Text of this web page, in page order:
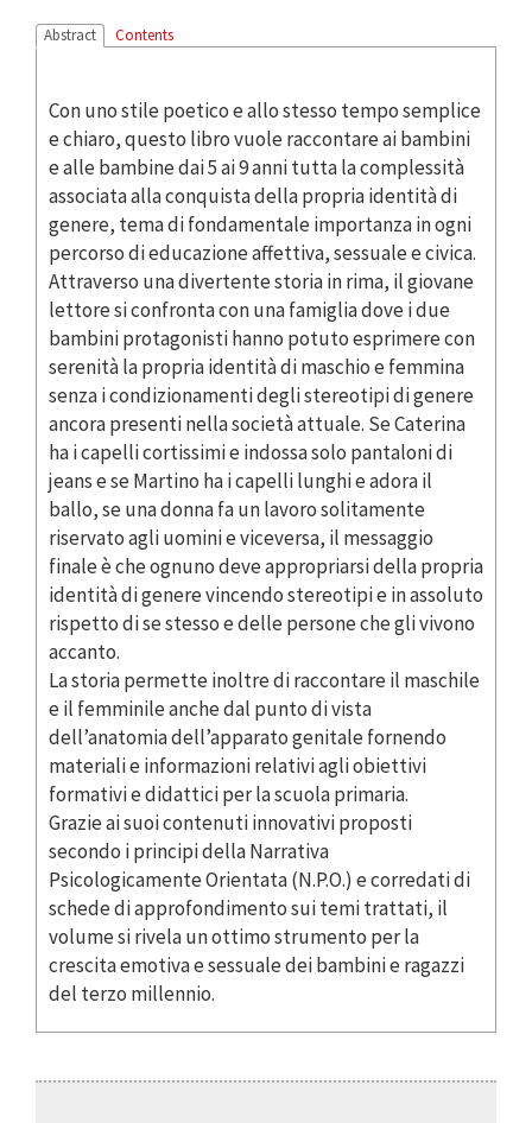
Abstract Contents
Con uno stile poetico e allo stesso tempo semplice
e chiaro, questo libro vuole raccontare ai bambini
e alle bambine dai 5 ai 9 anni tutta la complessità
associata alla conquista della propria identità di
genere, tema di fondamentale importanza in ogni
percorso di educazione affettiva, sessuale e civica.
Attraverso una divertente storia in rima, il giovane
lettore si confronta con una famiglia dove i due
bambini protagonisti hanno potuto esprimere con
serenità la propria identità di maschio e femmina
senza i condizionamenti degli stereotipi di genere
ancora presenti nella società attuale. Se Caterina
ha i capelli cortissimi e indossa solo pantaloni di
jeans e se Martino ha i capelli lunghi e adora il
ballo, se una donna fa un lavoro solitamente
riservato agli uomini e viceversa, il messaggio
finale è che ognuno deve appropriarsi della propria
identità di genere vincendo stereotipi e in assoluto
rispetto di se stesso e delle persone che gli vivono
accanto.
La storia permette inoltre di raccontare il maschile
e il femminile anche dal punto di vista
dell’anatomia dell’apparato genitale fornendo
materiali e informazioni relativi agli obiettivi
formativi e didattici per la scuola primaria.
Grazie ai suoi contenuti innovativi proposti
secondo i principi della Narrativa
Psicologicamente Orientata (N.P.O.) e corredati di
schede di approfondimento sui temi trattati, il
volume si rivela un ottimo strumento per la
crescita emotiva e sessuale dei bambini e ragazzi
del terzo millennio.